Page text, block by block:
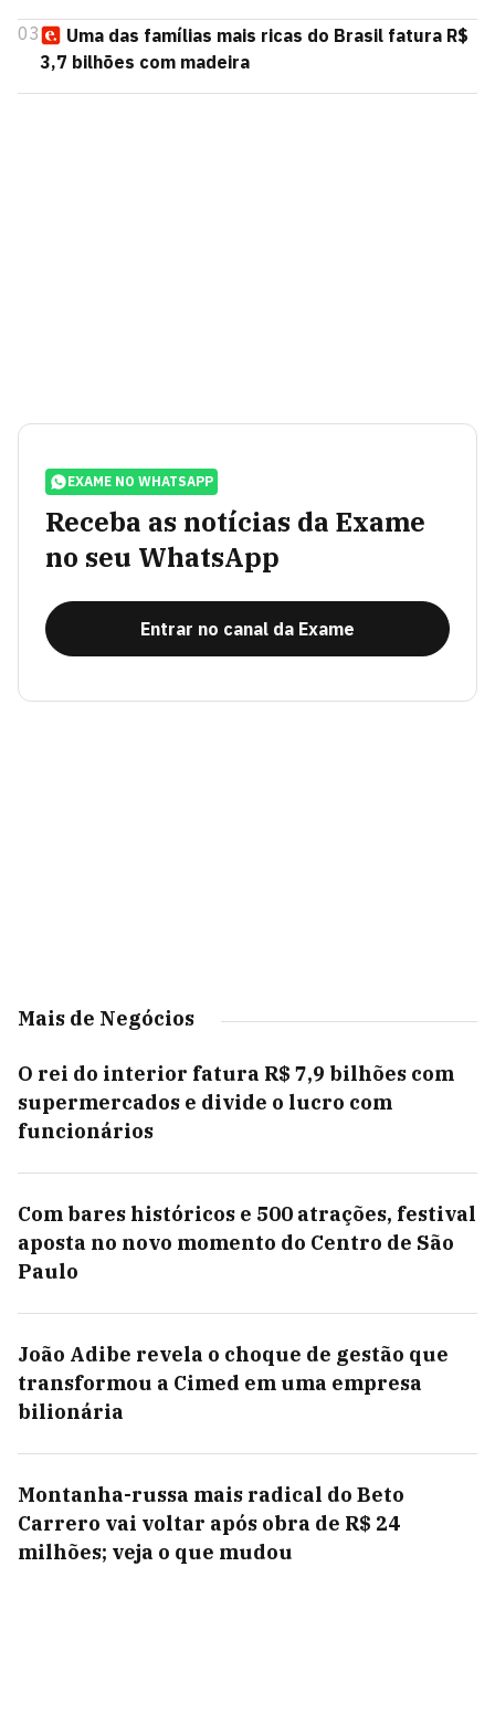
03
Uma das famílias mais ricas do Brasil fatura R$
3,7 bilhões com madeira
EXAME NO WHATSAPP
Receba as notícias da Exame
no seu WhatsApp
Entrar no canal da Exame
Mais de Negócios
O rei do interior fatura R$ 7,9 bilhões com
supermercados e divide o lucro com
funcionários
Com bares históricos e 500 atrações, festival
aposta no novo momento do Centro de São
Paulo
João Adibe revela o choque de gestão que
transformou a Cimed em uma empresa
bilionária
Montanha-russa mais radical do Beto
Carrero vai voltar após obra de R$ 24
milhões; veja o que mudou